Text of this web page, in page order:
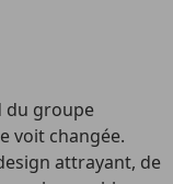
du groupe
voit changée.
attrayant, de